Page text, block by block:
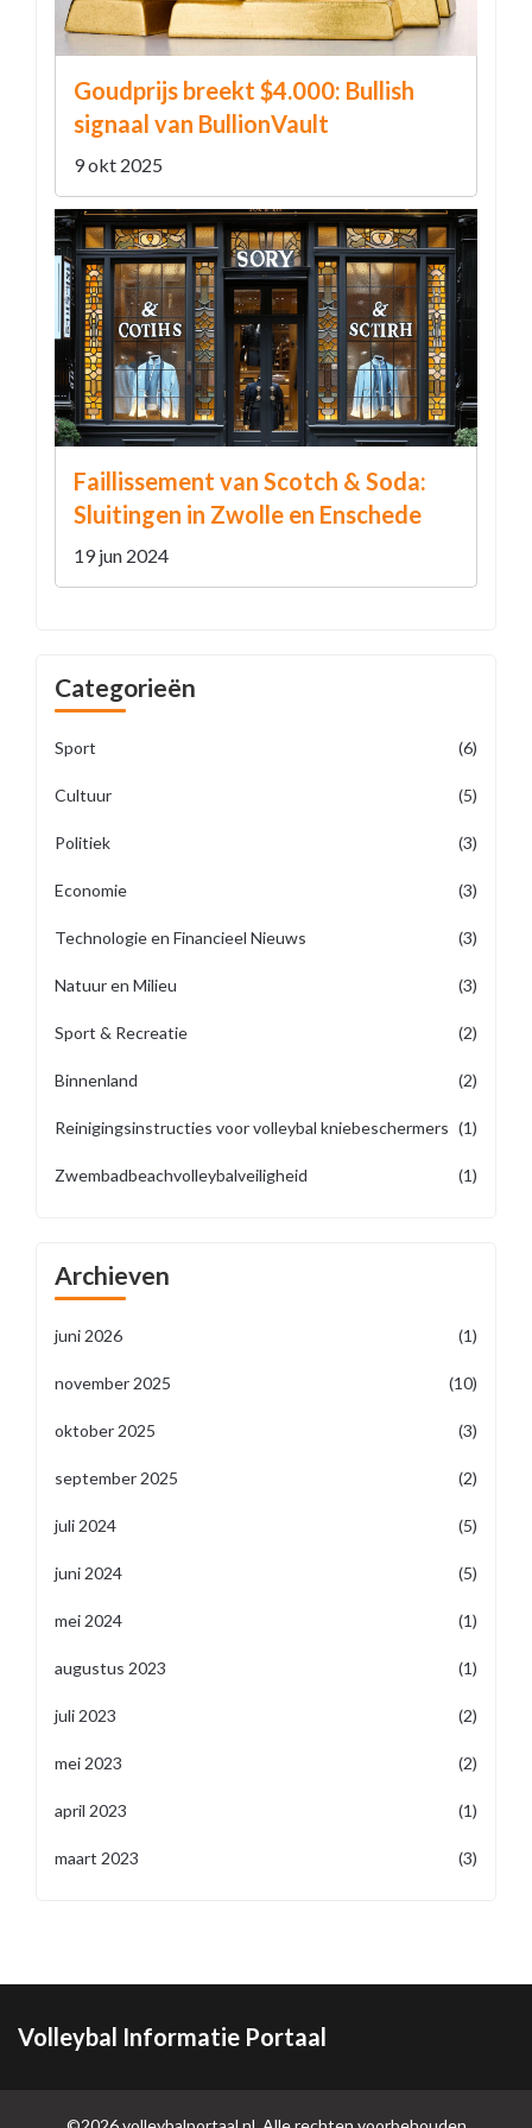
Goudprijs breekt $4.000: Bullish
signaal van BullionVault
9 okt 2025
Faillissement van Scotch & Soda:
Sluitingen in Zwolle en Enschede
19 jun 2024
Categorieën
Sport (6)
Cultuur (5)
Politiek (3)
Economie (3)
Technologie en Financieel Nieuws (3)
Natuur en Milieu (3)
Sport & Recreatie (2)
Binnenland (2)
Reinigingsinstructies voor volleybal kniebeschermers (1)
Zwembadbeachvolleybalveiligheid (1)
Archieven
juni 2026 (1)
november 2025 (10)
oktober 2025 (3)
september 2025 (2)
juli 2024 (5)
juni 2024 (5)
mei 2024 (1)
augustus 2023 (1)
juli 2023 (2)
mei 2023 (2)
april 2023 (1)
maart 2023 (3)
Volleybal Informatie Portaal